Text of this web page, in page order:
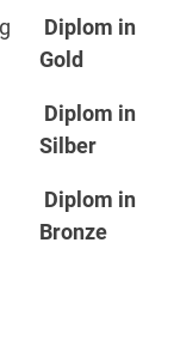
Diplom in
Gold
Diplom in
Silber
Diplom in
Bronze